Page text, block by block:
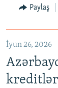
Auto
Paylaş
İyun 26, 2026